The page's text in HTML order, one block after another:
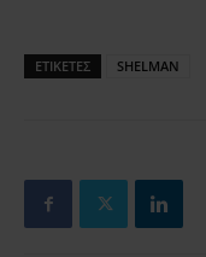
ΕΤΙΚΕΤΕΣ SHELMAN